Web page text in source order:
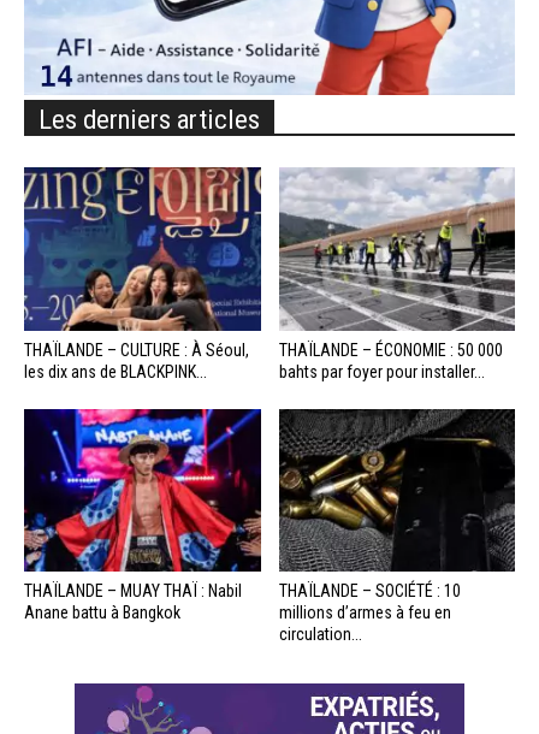
Les derniers articles
THAÏLANDE – CULTURE : À Séoul,
les dix ans de BLACKPINK...
THAÏLANDE – ÉCONOMIE : 50 000
bahts par foyer pour installer...
THAÏLANDE – MUAY THAÏ : Nabil
Anane battu à Bangkok
THAÏLANDE – SOCIÉTÉ : 10
millions d’armes à feu en
circulation...